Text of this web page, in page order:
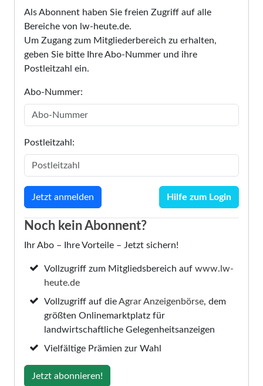
Als Abonnent haben Sie freien Zugriff auf alle
Bereiche von lw-heute.de.
Um Zugang zum Mitgliederbereich zu erhalten,
geben Sie bitte Ihre Abo-Nummer und ihre
Postleitzahl ein.
Abo-Nummer:
Postleitzahl:
Hilfe zum Login
Noch kein Abonnent?
Ihr Abo – Ihre Vorteile – Jetzt sichern!
Vollzugriff zum Mitgliedsbereich aufwww.lw-
heute.de
Vollzugriff auf dieAgrar Anzeigenbörse, dem
größten Onlinemarktplatz für
landwirtschaftliche Gelegenheitsanzeigen
Vielfältige Prämien zur Wahl
Jetzt abonnieren!